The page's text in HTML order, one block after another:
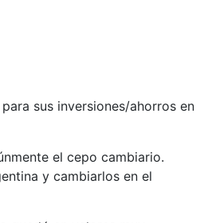
sus inversiones/ahorros en
el cepo cambiario.
y cambiarlos en el